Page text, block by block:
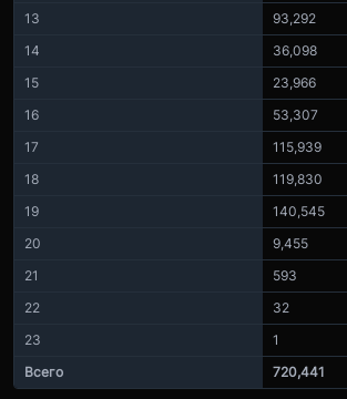
13
93,292
14
36,098
15
23,966
16
53,307
17
115,939
18
119,830
19
140,545
20
9,455
21
593
22
32
23
1
Всего
720,441